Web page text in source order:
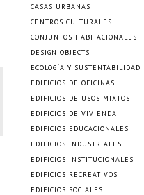
CASAS URBANAS
CENTROS CULTURALES
CONJUNTOS HABITACIONALES
DESIGN OBJECTS
ECOLOGÍA Y SUSTENTABILIDAD
EDIFICIOS DE OFICINAS
EDIFICIOS DE USOS MIXTOS
EDIFICIOS DE VIVIENDA
EDIFICIOS EDUCACIONALES
EDIFICIOS INDUSTRIALES
EDIFICIOS INSTITUCIONALES
EDIFICIOS RECREATIVOS
EDIFICIOS SOCIALES